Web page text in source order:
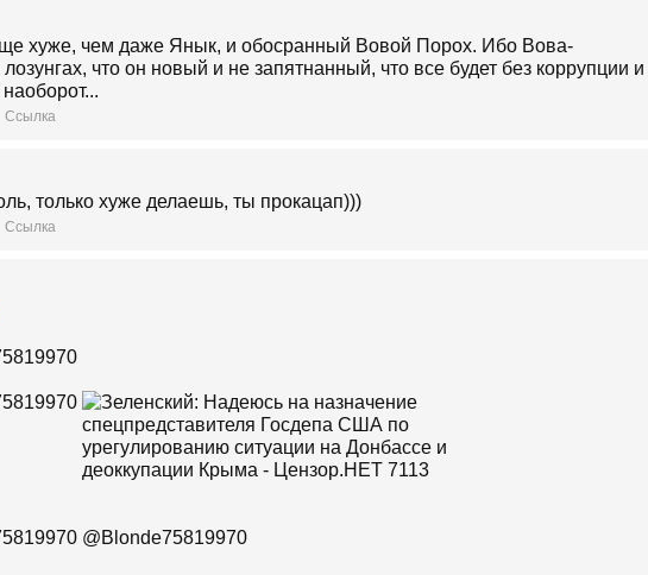
хуже, чем даже Янык, и обосранный Вовой Порох. Ибо Вова-
что он новый и не запятнанный, что все будет без коррупции и
Ссылка
только хуже делаешь, ты прокацап)))
Ссылка
@Blonde75819970